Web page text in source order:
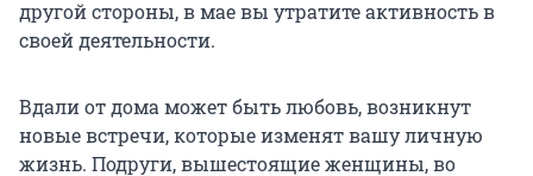
другой стороны, в мае вы утратите активность в
своей деятельности.
Вдали от дома может быть любовь, возникнут
новые встречи, которые изменят вашу личную
жизнь. Подруги, вышестоящие женщины, во